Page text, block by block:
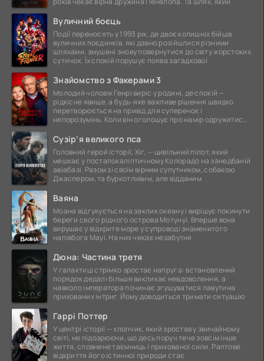
Вуличний боєць
Події переносять у 1993 рік, де двоє колишніх бійців
вуличних поєдинків, які давно розійшлися різними
шляхами, змушені знову повернутися до світу жорстоких
сутичок. Їх спокій порушує поява загадкової
Знайомство з Факерами 3
Молодий чоловік Генрі виріс у родині, де спокій —
рідкісне явище, а будь-яке важливе рішення швидко
перетворюється на привід для суперечок і
непорозумінь. Коли він оголошує про намір одружитися,
Сузір’я великого пса
Головний герой історії, Хіг, — цивільний пілот, який
мешкає у постапокаліптичному Колорадо на занедбаній
авіабазі. Разом зі своїм вірним супутником, собакою
Джаспером, та буркотливим, але відданим
Ваяна
Моана відгукується на заклик океану і вирішує покинути
береги свого рідного острова Мотунуї. Вперше вона
вирушає у відкрите море у супроводі знаменитого
напівбога Мауї. На них чекає незабутня
Дюна: Частина третя
У галактиці стрімко зростає напруга: встановлений
порядок дедалі більше викликає невдоволення, а
навколо імператора починає згущуватися павутина
прихованих інтриг. Йому доводиться тримати ситуацію
Гаррі Поттер
У центрі історії — хлопчик, який зростав у звичайному
світі, не підозрюючи, що десь поруч тече зовсім інше
життя, сповнене таємниць і прихованої сили. Раптове
відкриття його істинної природи стає